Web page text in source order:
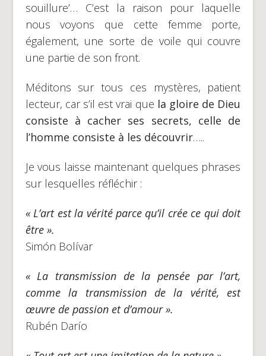
souillure’… C’est la raison pour laquelle
nous voyons que cette femme porte,
également, une sorte de voile qui couvre
une partie de son front.
Méditons sur tous ces mystères, patient
lecteur, car s’il est vrai que la gloire de Dieu
consiste à cacher ses secrets, celle de
l’homme consiste à les découvrir…..
Je vous laisse maintenant quelques phrases
sur lesquelles réfléchir :
« L’art est la vérité parce qu’il crée ce qui doit
être ».
Simón Bolívar
« La transmission de la pensée par l’art,
comme la transmission de la vérité, est
œuvre de passion et d’amour ».
Rubén Darío